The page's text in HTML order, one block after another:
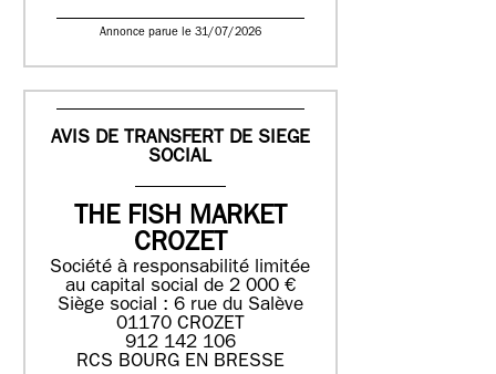
Annonce parue le 31/07/2026
AVIS DE TRANSFERT DE SIEGE
SOCIAL
THE FISH MARKET
CROZET
Société à responsabilité limitée
au capital social de 2 000 €
Siège social : 6 rue du Salève
01170 CROZET
912 142 106
RCS BOURG EN BRESSE